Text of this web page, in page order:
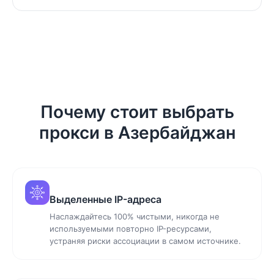
Почему стоит выбрать
прокси в Азербайджан
Выделенные IP-адреса
Наслаждайтесь 100% чистыми, никогда не
используемыми повторно IP-ресурсами,
устраняя риски ассоциации в самом источнике.